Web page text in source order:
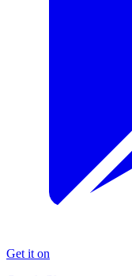
Get it on